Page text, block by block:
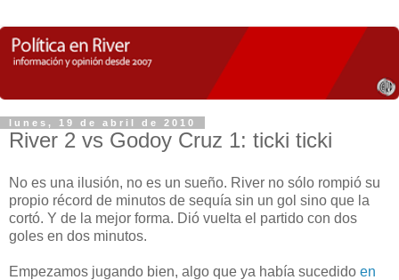
lunes, 19 de abril de 2010
River 2 vs Godoy Cruz 1: ticki ticki
No es una ilusión, no es un sueño. River no sólo rompió su
propio récord de minutos de sequía sin un gol sino que la
cortó. Y de la mejor forma. Dió vuelta el partido con dos
goles en dos minutos.
Empezamos jugando bien, algo que ya había sucedido en